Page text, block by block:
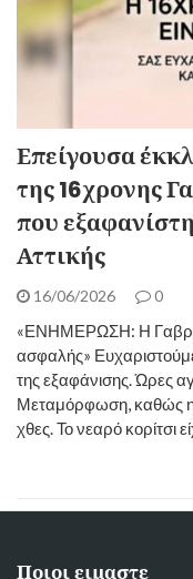
Επείγουσα
της 16χρονης
που
Αττικής
16/06/2026 0
«ΕΝΗΜΕΡΩΣΗ: Η
ασφαλής»
της εξαφάνισης. ​Ώρες
Μεταμόρφωση, καθώς η
χθες. Το νεαρό κορίτσι
Ποιοι ειμαστε